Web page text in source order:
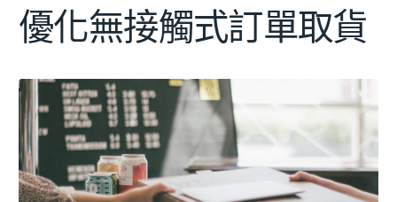
優化無接觸式訂單取貨